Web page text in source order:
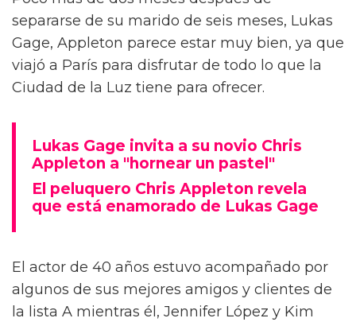
separarse de su marido de seis meses, Lukas
Gage, Appleton parece estar muy bien, ya que
viajó a París para disfrutar de todo lo que la
Ciudad de la Luz tiene para ofrecer.
Lukas Gage invita a su novio Chris
Appleton a "hornear un pastel"
El peluquero Chris Appleton revela
que está enamorado de Lukas Gage
El actor de 40 años estuvo acompañado por
algunos de sus mejores amigos y clientes de
la lista A mientras él, Jennifer López y Kim